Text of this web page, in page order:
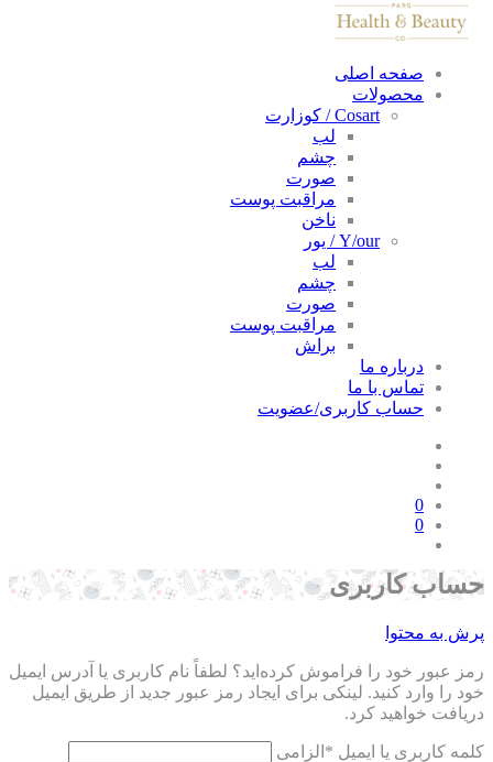
صفحه اصلی
محصولات
Cosart / کوزارت
لب
چشم
صورت
مراقبت پوست
ناخن
Y/our / یور
لب
چشم
صورت
مراقبت پوست
براش
درباره ما
تماس با ما
حساب کاربری/عضویت
0
0
کاربری
به محتوا
عبور خود را فراموش کرده‌اید؟ لطفاً نام کاربری یا آدرس ایمیل
را وارد کنید. لینکی برای ایجاد رمز عبور جدید از طریق ایمیل
خواهید کرد.
کاربری یا ایمیل*الزامی